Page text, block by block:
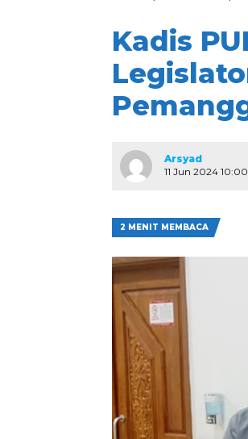
Kadis
Arsyad
11 Jun 2024 10:00
2 MENIT MEMBACA